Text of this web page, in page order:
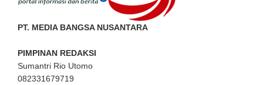
PT. MEDIA BANGSA NUSANTARA
PIMPINAN REDAKSI
Sumantri Rio Utomo
082331679719